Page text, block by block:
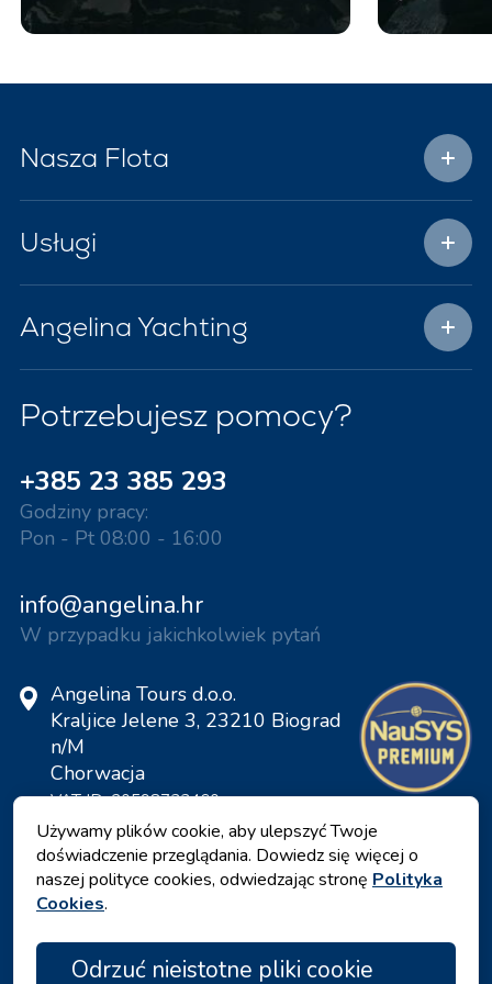
Nasza Flota
Usługi
Angelina Yachting
Potrzebujesz pomocy?
+385 23 385 293
Godziny pracy:
Pon - Pt 08:00 - 16:00
info@angelina.hr
W przypadku jakichkolwiek pytań
Angelina Tours d.o.o.
Kraljice Jelene 3, 23210 Biograd
n/M
Chorwacja
VAT ID: 20598733460
ID: HR-AB-23-060130534, MB:
0650676
Używamy plików cookie, aby ulepszyć Twoje
doświadczenie przeglądania. Dowiedz się więcej o
naszej polityce cookies, odwiedzając stronę Polityka
Cookies.
Odrzuć nieistotne pliki cookie